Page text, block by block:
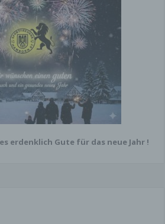
erdenklich Gute für das neue Jahr !